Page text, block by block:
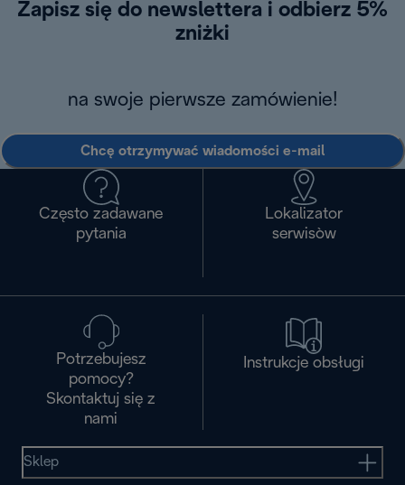
Zapisz się do newslettera i odbierz 5%
zniżki
na swoje pierwsze zamówienie!
Chcę otrzymywać wiadomości e-mail
Często zadawane
pytania
Lokalizator
serwisòw
Potrzebujesz
pomocy?
Skontaktuj się z
nami
Instrukcje obsługi
Sklep